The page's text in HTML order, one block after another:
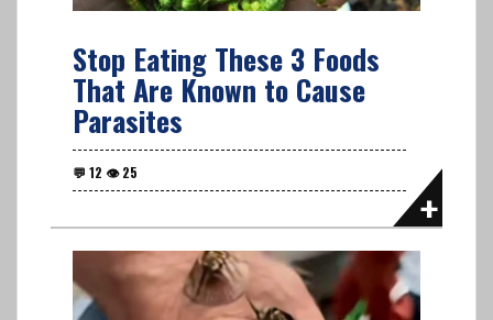
Stop Eating These 3 Foods
That Are Known to Cause
Parasites